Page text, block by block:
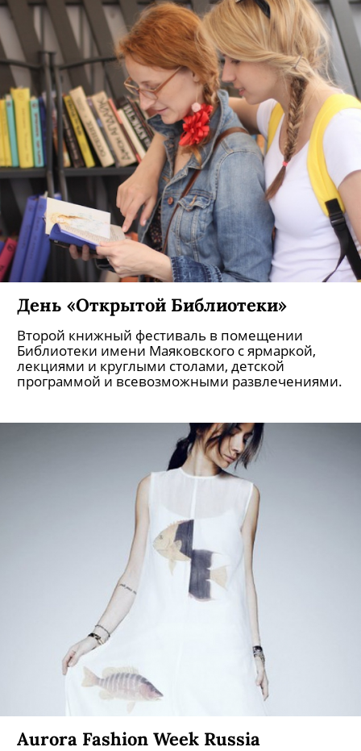
День «Открытой Библиотеки»
Второй книжный фестиваль в помещении
Библиотеки имени Маяковского с ярмаркой,
лекциями и круглыми столами, детской
программой и всевозможными развлечениями.
Aurora Fashion Week Russia